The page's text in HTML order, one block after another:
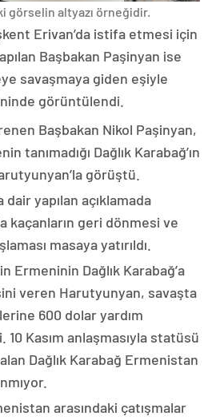
görselin altyazı örneğidir.
Erivan’da istifa etmesi için
Başbakan Paşinyan ise
savaşmaya giden eşiyle
görüntülendi.
Başbakan Nikol Paşinyan,
tanımadığı Dağlık Karabağ’ın
görüştü.
yapılan açıklamada
kaçanların geri dönmesi ve
masaya yatırıldı.
Ermeninin Dağlık Karabağ’a
veren Harutyunyan, savaşta
600 dolar yardım
Kasım anlaşmasıyla statüsü
Dağlık Karabağ Ermenistan
arasındaki çatışmalar